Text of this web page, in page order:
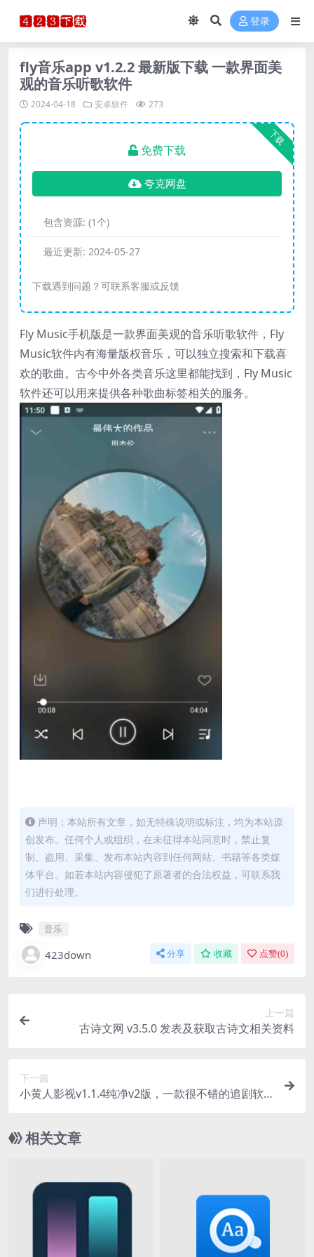
登录
fly音乐app v1.2.2 最新版下载 一款界面美
观的音乐听歌软件
2024-04-18 安卓软件 273
下载
免费下载
夸克网盘
包含资源: (1个)
最近更新: 2024-05-27
下载遇到问题？可联系客服或反馈
Fly Music手机版是一款界面美观的音乐听歌软件，Fly
Music软件内有海量版权音乐，可以独立搜索和下载喜
欢的歌曲。古今中外各类音乐这里都能找到，Fly Music
软件还可以用来提供各种歌曲标签相关的服务。
声明：本站所有文章，如无特殊说明或标注，均为本站原
创发布。任何个人或组织，在未征得本站同意时，禁止复
制、盗用、采集、发布本站内容到任何网站、书籍等各类媒
体平台。如若本站内容侵犯了原著者的合法权益，可联系我
们进行处理。
音乐
423down 分享 收藏 点赞(0)
上一篇
古诗文网 v3.5.0 发表及获取古诗文相关资料
下一篇
小黄人影视v1.1.4纯净v2版，一款很不错的追剧软
相关文章